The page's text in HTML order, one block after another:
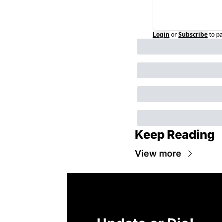
Login orSubscribeto
Keep Reading
View more